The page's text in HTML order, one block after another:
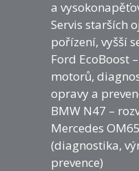
a
Servis starších
pořízení, vyšší
Ford EcoBoost
motorů,
opravy a
BMW N47 –
Mercedes
(diagnostika,
prevence)